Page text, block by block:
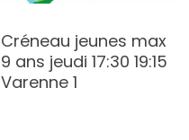
Créneau jeunes max
9 ans jeudi 17:30 19:15
Varenne 1